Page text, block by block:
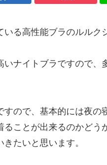
る高性能ブラのルルク
ナイトブラですので、
ので、基本的には夜の
ことが出来るのかどう
たいと思います。